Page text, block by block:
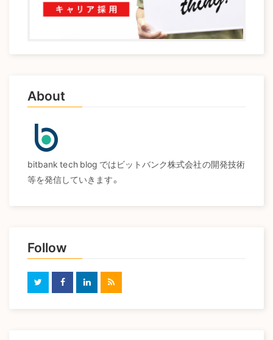
About
bitbank tech blog ではビットバンク株式会社の開発技術
等を発信していきます。
Follow